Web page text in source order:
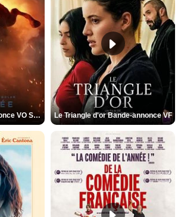
L'Odyssée Bande-annonce VO STFR Le Triangle d'or Bande-annonce VF